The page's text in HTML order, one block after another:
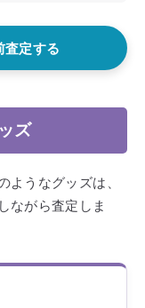
査定する
ズ
ようなグッズは、
ながら査定しま